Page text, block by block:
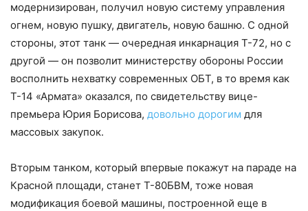
модернизирован, получил новую систему управления
огнем, новую пушку, двигатель, новую башню. С одной
стороны, этот танк — очередная инкарнация Т-72, но с
другой — он позволит министерству обороны России
восполнить нехватку современных ОБТ, в то время как
Т-14 «Армата» оказался, по свидетельству вице-
премьера Юрия Борисова, довольно дорогим для
массовых закупок.
Вторым танком, который впервые покажут на параде на
Красной площади, станет Т-80БВМ, тоже новая
модификация боевой машины, построенной еще в